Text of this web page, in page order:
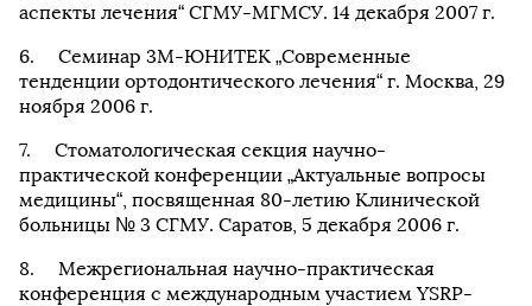
аспекты лечения“ СГМУ-МГМСУ. 14 декабря 2007 г.
Семинар 3М-ЮНИТЕК „Современные
тенденции ортодонтического лечения“ г. Москва, 29
ноября 2006 г.
Стоматологическая секция научно-
практической конференции „Актуальные вопросы
медицины“, посвященная 80-летию Клинической
больницы № 3 СГМУ. Саратов, 5 декабря 2006 г.
Межрегиональная научно-практическая
конференция с международным участием YSRP-